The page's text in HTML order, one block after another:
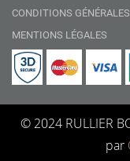
CONDITIONS
MENTIONS LÉGALES
© 2024 RULLIER
par